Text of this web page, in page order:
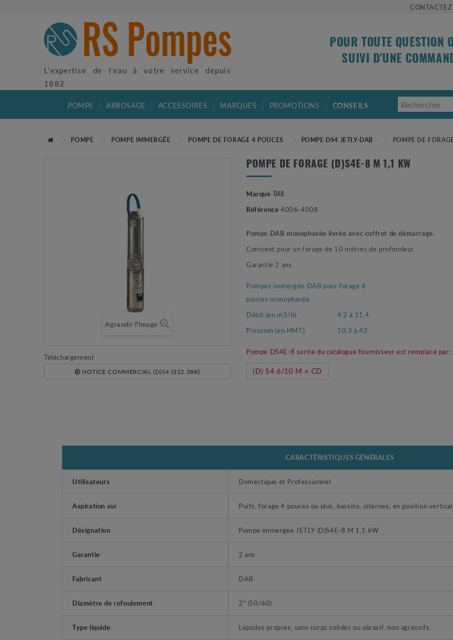
L'expertise de l'eau à votre service depuis
1882
POUR TOUTE QUESTION
SUIVI D'UNE
POMPE ARROSAGE ACCESSOIRES MARQUES PROMOTIONS CONSEILS
POMPE POMPE IMMERGÉE POMPE DE FORAGE 4 POUCES POMPE DS4 JETLY-DAB POMPE DE
Agrandir l'image
Téléchargement
NOTICE COMMERCIAL (D)S4 (312.58K)
POMPE DE FORAGE (D)S4E-8 M 1,1 KW
Marque DAB
Référence 4006-4008
Pompe DAB monophasée livrée avec coffret de démarrage.
Convient pour un forage de 10 mètres de profondeur.
Garantie 2 ans.
Pompes immergée DAB pour forage 4
pouces monophasée.
Débit (en m3/h):
4,2 à 11,4
Pression (en HMT):
10,3 à 42
Pompe DS4E-8 sortie du catalogue fournisseur est remplacé par:
(D) S4 6/10 M + CD
CARACTÉRISTIQUES GÉNÉRALES
Utilisateurs Domestique et Professionnel
Aspiration sur Puits, forage 4 pouces ou plus, bassins, citernes, en position
Désignation Pompe immergee JETLY (D)S4E-8 M 1,1 kW
Garantie 2 ans
Fabricant DAB
Diamètre de refoulement 2" (50/60)
Type liquide Liquides propres, sans corps solides ou abrasif, non agressifs.